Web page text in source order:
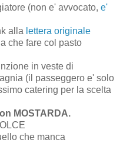
(non e' avvocato, e'
alla lettera originale
che fare col pasto
in veste di
(il passeggero e' solo
catering per la scelta
MOSTARDA.
che manca